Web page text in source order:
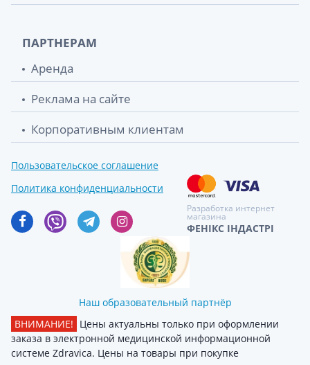
ПАРТНЕРАМ
Аренда
Реклама на сайте
Корпоративным клиентам
Пользовательское соглашение
Политика конфиденциальности
Разработка интернет
магазина
ФЕНІКС ІНДАСТРІ
Наш образовательный партнёр
ВНИМАНИЕ! Цены актуальны только при оформлении
заказа в электронной медицинской информационной
системе Zdravica. Цены на товары при покупке